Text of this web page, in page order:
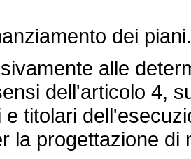
dei
alle
dell'articolo 4,
e titolari
la progettazione di